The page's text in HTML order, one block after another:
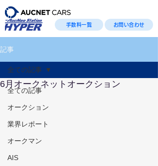
手数料一覧 お問い合わせ
記事
全ての記事
オークション
業界レポート
オークマン
AIS
全ての記事
6月オークネットオークション